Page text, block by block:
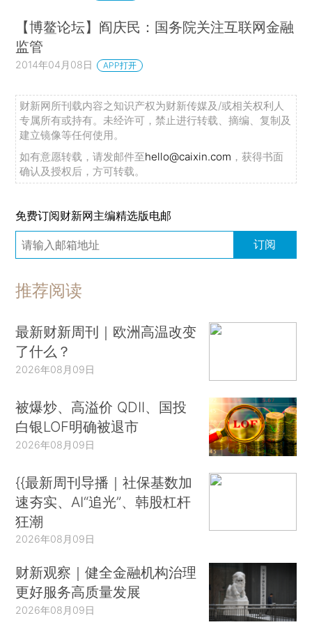
【博鳌论坛】阎庆民：国务院关注互联网金融
监管
2014年04月08日 APP打开
财新网所刊载内容之知识产权为财新传媒及/或相关权利人
专属所有或持有。未经许可，禁止进行转载、摘编、复制及
建立镜像等任何使用。
如有意愿转载，请发邮件至hello@caixin.com ，获得书面
确认及授权后，方可转载。
免费订阅财新网主编精选版电邮
订阅
推荐阅读
最新财新周刊｜欧洲高温改变
了什么？
2026年08月09日
被爆炒、高溢价 QDII、国投
白银LOF明确被退市
2026年08月09日
{{最新周刊导播｜社保基数加
速夯实、AI“追光”、韩股杠杆
狂潮
2026年08月09日
财新观察｜健全金融机构治理
更好服务高质量发展
2026年08月09日